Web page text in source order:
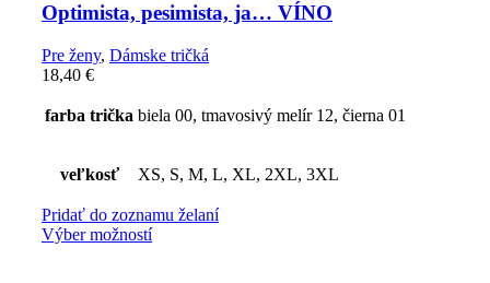
Optimista, pesimista, ja… VÍNO
Pre ženy, Dámske tričká
18,40 €
farba trička biela 00, tmavosivý melír 12, čierna 01
veľkosť XS, S, M, L, XL, 2XL, 3XL
Pridať do zoznamu želaní
Výber možností